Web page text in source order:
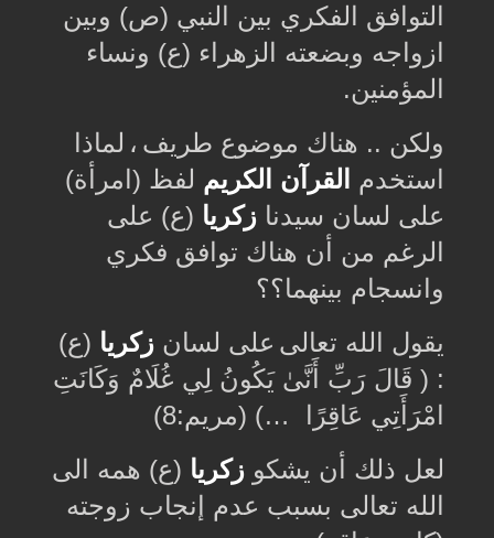
التوافق الفكري بين النبي (ص) وبين
ازواجه وبضعته الزهراء (ع) ونساء
المؤمنين.
ﻭﻟﻜﻦ .. ﻫﻨﺎﻙ ﻣﻮﺿﻮﻉ ﻃﺮﻳﻒ ، ﻟﻤﺎﺫﺍ
استخدم
القرآن الكريم لفظ (امرأة)
على لسان سيدنا زكريا (ع) على
الرغم من أن هناك توافق فكري
وانسجام بينهما؟؟
ﻳﻘﻮﻝ الله تعالى على لسان زكريا (ع)
: ‏( قَالَ رَبِّ أَنَّىٰ يَكُونُ لِي غُلَامٌ وَكَانَتِ
امْرَأَتِي عَاقِرًا ‏
(… (مريم:8)
لعل ذلك ﺃﻥ يشكو زكريا (ع) همه الى
الله تعالى ﺑﺴﺒﺐ عدم إﻧﺠﺎﺏ زوجته